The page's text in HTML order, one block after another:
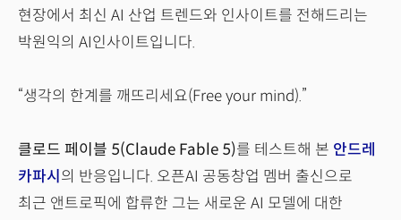
현장에서 최신 AI 산업 트렌드와 인사이트를 전해드리는
박원익의 AI인사이트입니다.
“생각의 한계를 깨뜨리세요(Free your mind).”
클로드 페이블 5(Claude Fable 5)를 테스트해 본 안드레
카파시 의 반응입니다. 오픈AI 공동창업 멤버 출신으로
최근 앤트로픽에 합류한 그는 새로운 AI 모델에 대한